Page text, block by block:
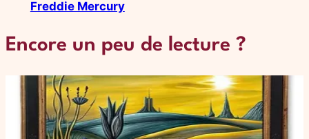
Freddie Mercury
Encore un peu de lecture ?